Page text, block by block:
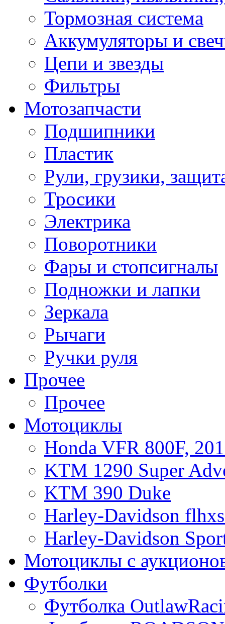
Тормозная система
Аккумуляторы и
Цепи и звезды
Фильтры
Мотозапчасти
Подшипники
Пластик
Рули, грузики,
Тросики
Электрика
Поворотники
Фары и стопсигналы
Подножки и лапки
Зеркала
Рычаги
Ручки руля
Прочее
Прочее
Мотоциклы
Honda VFR 800F,
KTM 1290 Super
KTM 390 Duke
Harley-Davidson
Harley-Davidson
Мотоциклы с
Футболки
Футболка